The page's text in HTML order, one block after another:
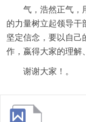
气，浩然正气，
的力量树立起领导干
坚定信念，要以自己
作，嬴得大家的理解
谢谢大家！。